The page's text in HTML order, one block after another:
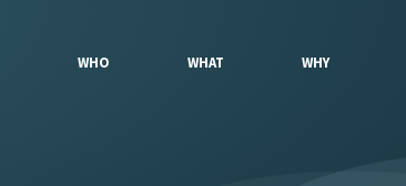
WHO WHAT WHY